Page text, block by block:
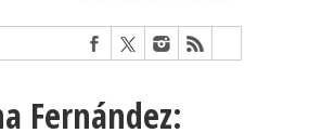
Fernández: